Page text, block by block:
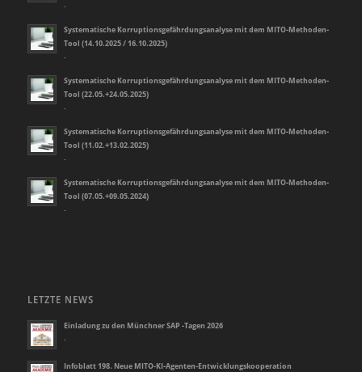
-
Systematische Korruptionsgefährdungsanalyse mit dem MITO-Methoden-
Tool (14.10.2025 / 16.10.2025)
-
Systematische Korruptionsgefährdungsanalyse mit dem MITO-Methoden-
Tool (22.05.+24.05.2025)
-
Systematische Korruptionsgefährdungsanalyse mit dem MITO-Methoden-
Tool (11.02.+13.02.2025)
-
Systematische Korruptionsgefährdungsanalyse mit dem MITO-Methoden-
Tool (07.05.+09.05.2024)
-
LETZTE NEWS
Einladung zu den Münchner SAP -Tagen 2026
-
Infoblatt 198. Neue MITO-KI-Agenten-Entwicklungskooperation